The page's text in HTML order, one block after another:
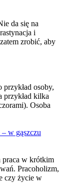
da się na
i
zrobić, aby
osoby,
przykład kilka
Osoba
w gąszczu
praca w krótkim
Pracoholizm,
czy życie w